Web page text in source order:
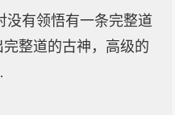
有领悟有一条完整道
整道的古神，高级的